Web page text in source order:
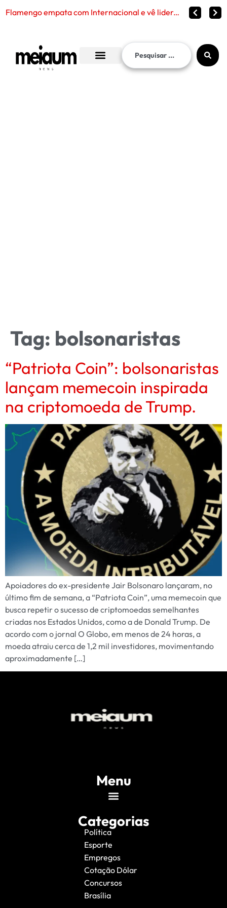
Flamengo empata com Internacional e vê liderança continuar distante no Brasileirão 2026
Tag: bolsonaristas
“Patriota Coin”: bolsonaristas
lançam memecoin inspirada
na criptomoeda de Trump.
Apoiadores do ex-presidente Jair Bolsonaro lançaram, no
último fim de semana, a “Patriota Coin”, uma memecoin que
busca repetir o sucesso de criptomoedas semelhantes
criadas nos Estados Unidos, como a de Donald Trump. De
acordo com o jornal O Globo, em menos de 24 horas, a
moeda atraiu cerca de 1,2 mil investidores, movimentando
aproximadamente […]
Menu
Categorias
Política
Esporte
Empregos
Cotação Dólar
Concursos
Brasília